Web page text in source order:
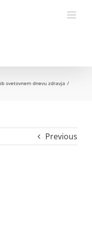
svetovnem dnevu zdravja
Previous